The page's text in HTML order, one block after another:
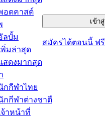
อดคาสต์
ลบั้ม
พิ่มล่าสุด
สดงมากสุด
กกีฬาไทย
กกีฬาต่างชาตื
จ้าหน้าที่
สมัครได้ตอนนี้ ฟรี